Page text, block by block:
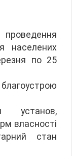
населених
по 25
установ,
власності
стан